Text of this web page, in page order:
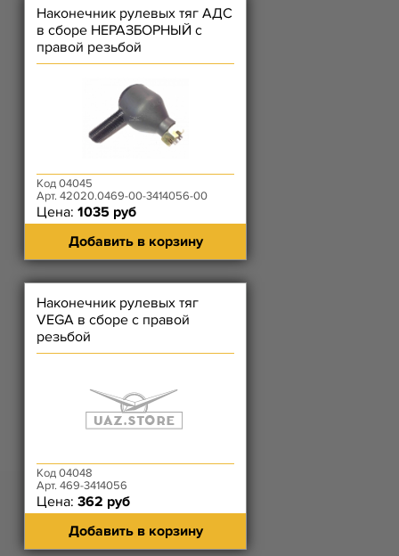
Наконечник рулевых тяг АДС
в сборе НЕРАЗБОРНЫЙ с
правой резьбой
Код 04045
Арт. 42020.0469-00-3414056-00
Цена: 1035 руб
Добавить в корзину
Наконечник рулевых тяг
VEGA в сборе с правой
резьбой
Код 04048
Арт. 469-3414056
Цена: 362 руб
Добавить в корзину